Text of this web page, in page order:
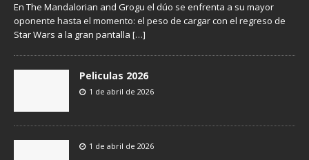
En The Mandalorian and Grogu el dúo se enfrenta a su mayor
oponente hasta el momento: el peso de cargar con el regreso de
Star Wars a la gran pantalla […]
Peliculas 2026
1 de abril de 2026
1 de abril de 2026